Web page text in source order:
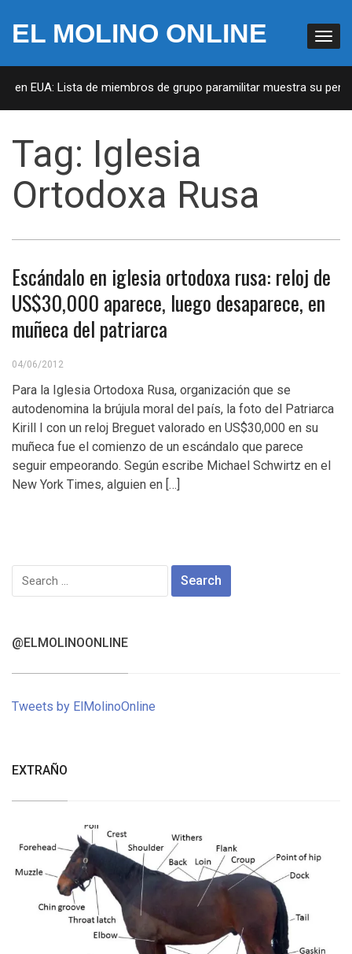
EL MOLINO ONLINE
en EUA: Lista de miembros de grupo paramilitar muestra su
Tag: Iglesia
Ortodoxa Rusa
Escándalo en iglesia ortodoxa rusa: reloj de
US$30,000 aparece, luego desaparece, en
muñeca del patriarca
04/06/2012
Para la Iglesia Ortodoxa Rusa, organización que se
autodenomina la brújula moral del país, la foto del Patriarca
Kirill I con un reloj Breguet valorado en US$30,000 en su
muñeca fue el comienzo de un escándalo que parece
seguir empeorando. Según escribe Michael Schwirtz en el
New York Times, alguien en […]
Search
for:
@ELMOLINOONLINE
Tweets by ElMolinoOnline
EXTRAÑO